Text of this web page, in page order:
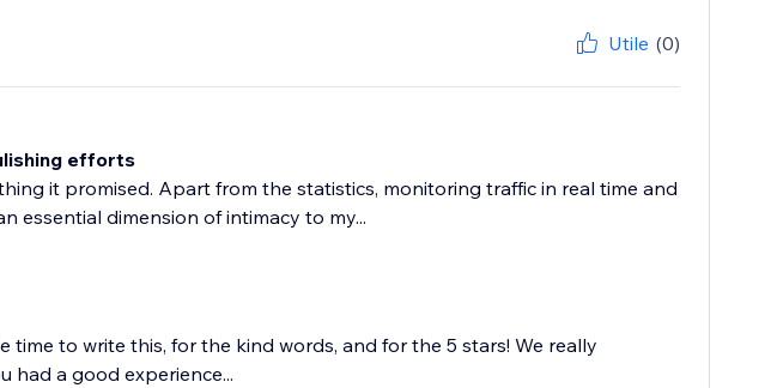
Utile (0)
efforts
it promised. Apart from the statistics, monitoring traffic in real time and
essential dimension of intimacy to my...
time to write this, for the kind words, and for the 5 stars! We really
had a good experience...